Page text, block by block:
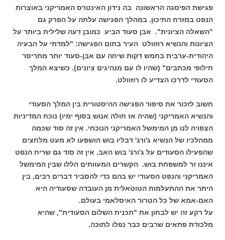
פגישת הפיסגה הראשונה בה נידון האינטרס האמריקני באוצרות
הנפט במזרח התיכון. במהלך הפגישה עלתה על הפרק גם
"השאלה הציונית". אבן סעוד הביע כמובן דעה שלילית ביותר על
הציונות והנשיא רוזוולט העיר בתום הפגישה: "למדתי על הבעיה
היהודית-ערבית בחמש דקות שיחה עם אבן-סעוד יותר מתריסר
חילופי מכתבים" (שהיו לו עם מנהיגים ציונים). כשיצא המלך
הסעודי לדרכו הצדיע לו רוזוולט.
חשוב לזכור את סיפור הפגישה ההיסטורית בין המלך הסעודי
והנשיא האמריקני (שהיה אז חולה אנוש בסוף ימיו) נוכח המדיניות
הצפויה לנו מן המימשל האמריקני הנוכחי. אין זה סוד שכמה
ממהלכיו של הנשיא ג'ורג' דבליו בוש הושפעו לא מעט מלחצים
שהפעילו הסעודים על ג'ורג' בוש האב. אין זה סוד גם שריח הנפט
איננו זר למשפחת בוש. הקשרים המעוותים הללו שבין המימשל
האמריקני והנפט הסעודי יש בהם כדי להסביר דברים רבים, בין
היתר את ההתעלמות הטוטאלית מן העובדה שסעודיה היא
האם-אמא של כל הטרור האיסלאמי בעולם.
על רקע זה יש לבחון את "תכנית השלום הסעודית", שהיא
מלכודת פתאים שרבים כבר נפלו לתוכה.